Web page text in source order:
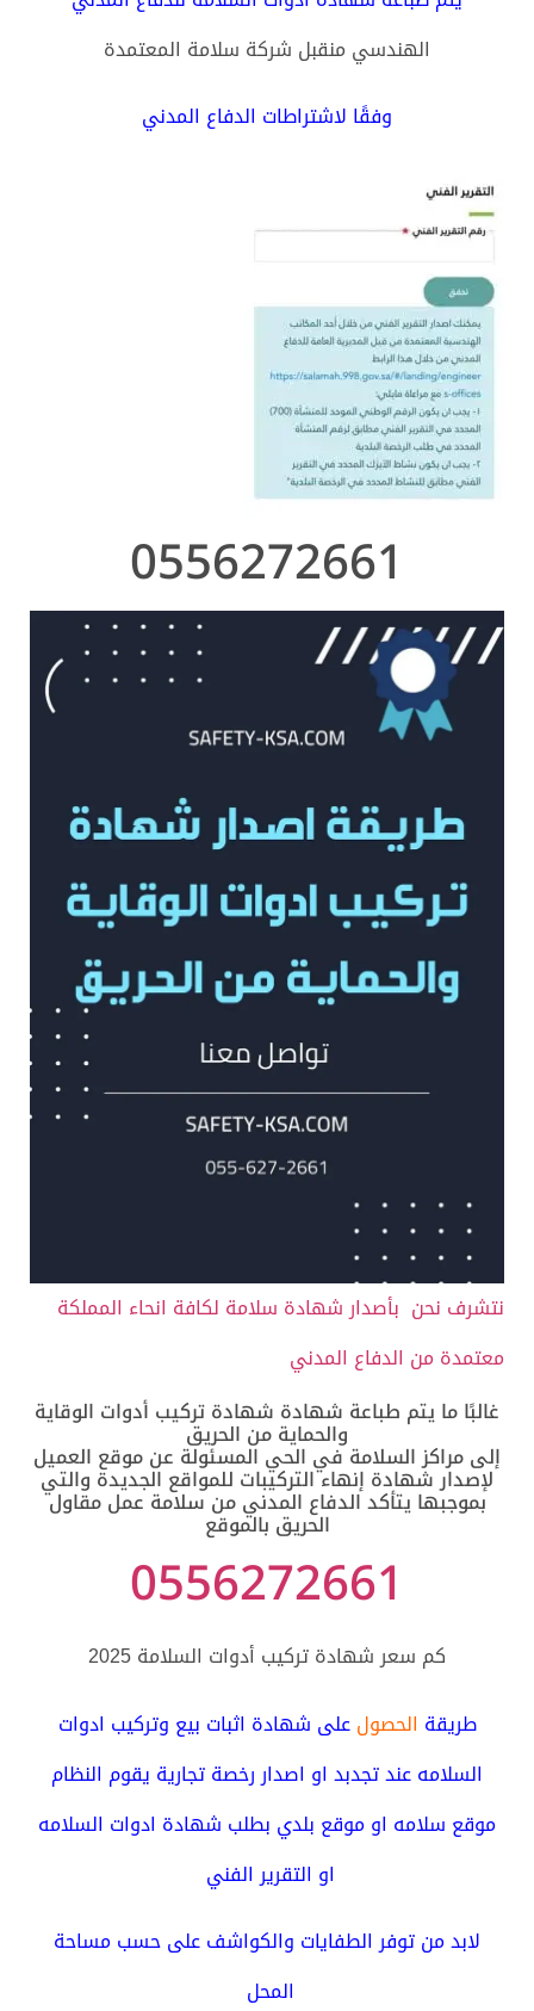
الهندسي منقبل شركة سلامة المعتمدة
وفقًا لاشتراطات الدفاع المدني
0556272661
نتشرف نحن بأصدار شهادة سلامة لكافة انحاء المملكة
معتمدة من الدفاع المدني
غالبًا ما يتم طباعة شهادة شهادة تركيب أدوات الوقاية
والحماية من الحريق
إلى مراكز السلامة في الحي المسئولة عن موقع العميل
لإصدار شهادة إنهاء التركيبات للمواقع الجديدة والتي
بموجبها يتأكد الدفاع المدني من سلامة عمل مقاول
الحريق بالموقع
0556272661
كم سعر شهادة تركيب أدوات السلامة 2025
طريقة الحصولعلى شهادة اثبات بيع وتركيب ادوات
السلامه عند تجدبد او اصدار رخصة تجارية يقوم النظام
موقع سلامه او موقع بلدي بطلب شهادة ادوات السلامه
او التقرير الفني
لابد من توفر الطفايات والكواشف على حسب مساحة
المحل